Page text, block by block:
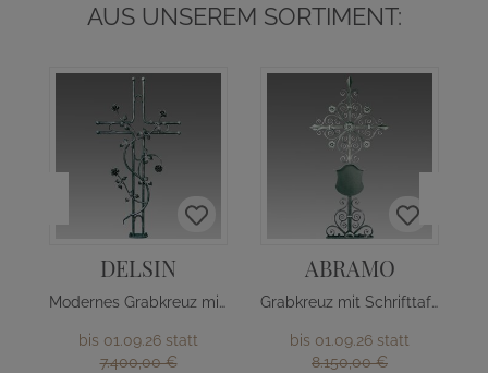
AUS UNSEREM SORTIMENT:
DELSIN
Modernes Grabkreuz mit Rosenranke
bis 01.09.26 statt
7.400,00 €
ABRAMO
Grabkreuz mit Schrifttafel
bis 01.09.26 statt
8.150,00 €